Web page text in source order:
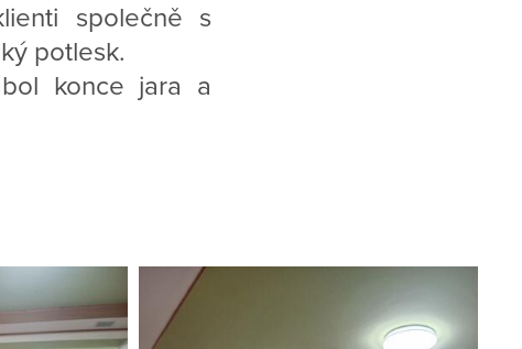
společně s
potlesk.
konce jara a